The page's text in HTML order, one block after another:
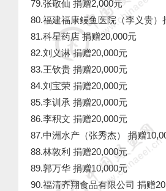
79.张敬仙 捐赠2,000元
80.福建福康鳗鱼医院（李义
81.科星药店 捐赠20,000元
82.刘义淋 捐赠20,000元
83.王钦贵 捐赠20,000元
84.刘宝荣 捐赠20,000元
85.李训承 捐赠20,000元
86.李积文 捐赠20,000元
87.中洲水产（张秀杰） 捐赠
88.林敦利 捐赠20,000元
89.郭万华 捐赠10,000元
90.福清齐翔食品有限公司 捐赠